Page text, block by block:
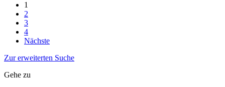
1
2
3
4
Nächste
Zur erweiterten Suche
Gehe zu